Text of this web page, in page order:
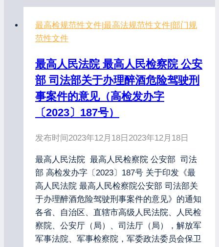
最高检规范性文件|最高法规范性文件|部门规
范性文件
最高人民法院 最高人民检察院 公安
部 司法部关于办理醉酒危险驾驶刑
事案件的意见（高检发办字
〔2023〕187号）
发布时间2023年12月18日 2023年12月18日
最高人民法院 最高人民检察院 公安部 司法
部 高检发办字〔2023〕187号 关于印发《最
高人民法院 最高人民检察院公安部 司法部关
于办理醉酒危险驾驶刑事案件的意见》的通知
各省、自治区、直辖市高级人民法院、人民检
察院、公安厅（局）、司法厅（局），解放军
军事法院、军事检察院，军委政法委员会保卫